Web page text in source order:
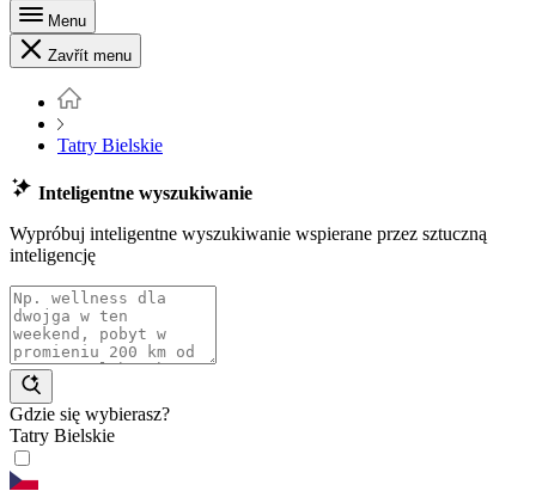
Menu
Zavřít menu
Tatry Bielskie
Inteligentne wyszukiwanie
Wypróbuj inteligentne wyszukiwanie wspierane przez sztuczną
inteligencję
Gdzie się wybierasz?
Tatry Bielskie